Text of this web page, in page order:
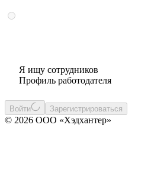
Я ищу сотрудников
Профиль работодателя
Войти Зарегистрироваться
© 2026 ООО «Хэдхантер»